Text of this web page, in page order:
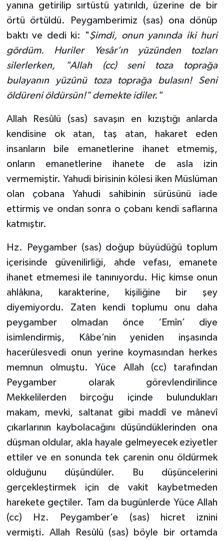
yanına getirilip sırtüstü yatırıldı, üzerine de bir
örtü örtüldü. Peygamberimiz (sas) ona dönüp
baktı ve dedi ki: "Şimdi, onun yanında iki huri
gördüm. Huriler Yesâr’ın yüzünden tozları
silerlerken, "Allah (cc) seni toza toprağa
bulayanın yüzünü toza toprağa bulasın! Seni
öldüreni öldürsün!" demekte idiler."
Allah Resûlü (sas) savaşın en kızıştığı anlarda
kendisine ok atan, taş atan, hakaret eden
insanların bile emanetlerine ihanet etmemiş,
onların emanetlerine ihanete de asla izin
vermemiştir. Yahudi birisinin kölesi iken Müslüman
olan çobana Yahudi sahibinin sürüsünü iade
ettirmiş ve ondan sonra o çobanı kendi saflarına
katmıştır.
Hz. Peygamber (sas) doğup büyüdüğü toplum
içerisinde güvenilirliği, ahde vefası, emanete
ihanet etmemesi ile tanınıyordu. Hiç kimse onun
ahlâkına, karakterine, kişiliğine bir şey
diyemiyordu. Zaten kendi toplumu onu daha
peygamber olmadan önce ‘Emîn’ diye
isimlendirmiş, Kâbe’nin yeniden inşasında
hacerülesvedi onun yerine koymasından herkes
memnun olmuştu. Yüce Allah (cc) tarafından
Peygamber olarak görevlendirilince
Mekkelilerden birçoğu içinde bulundukları
makam, mevki, saltanat gibi maddî ve mânevî
çıkarlarının kaybolacağını düşündüklerinden ona
düşman oldular, akla hayale gelmeyecek eziyetler
ettiler ve en sonunda tek çarenin onu öldürmek
olduğunu düşündüler. Bu düşüncelerini
gerçekleştirmek için de vakit kaybetmeden
harekete geçtiler. Tam da bugünlerde Yüce Allah
(cc) Hz. Peygamber’e (sas) hicret iznini
vermişti. Allah Resûlü (sas) böyle bir ortamda
Sivas Müftülüğü
Şanlıurfa Müftülüğü
Şırnak Müftülüğü
Tekirdağ Müftülüğü
Trabzon Müftülüğü
Tunceli Müftülüğü
Uşak Müftülüğü
Van Müftülüğü
Yozgat Müftülüğü